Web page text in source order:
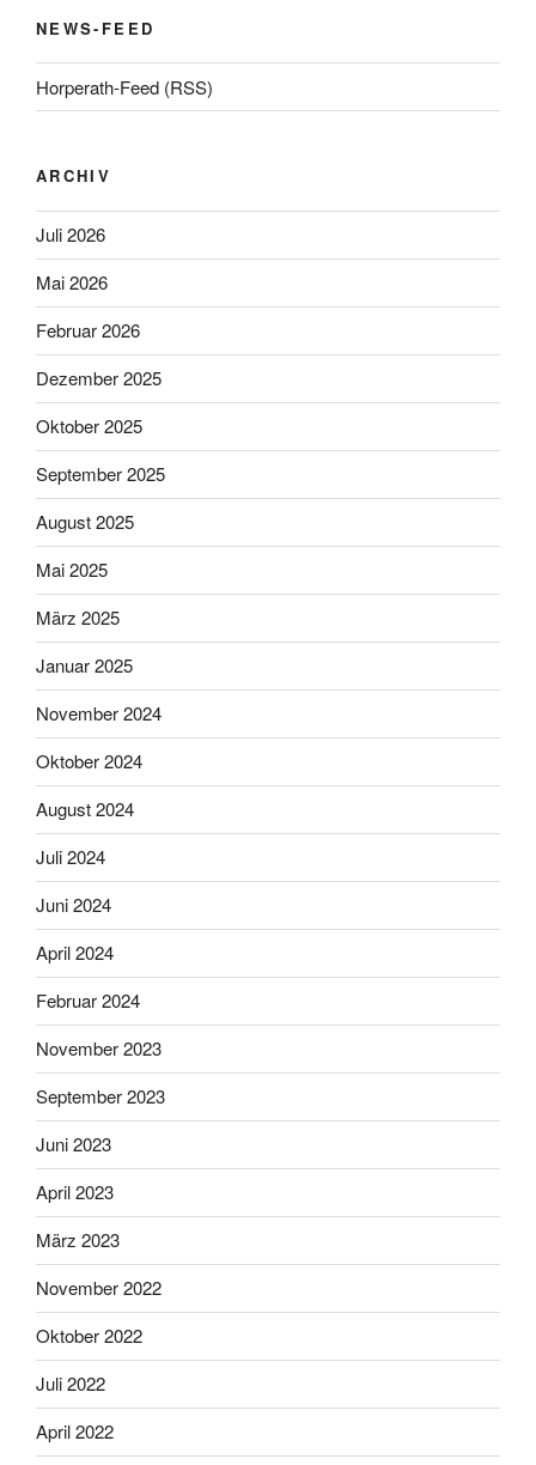
NEWS-FEED
Horperath-Feed (RSS)
ARCHIV
Juli 2026
Mai 2026
Februar 2026
Dezember 2025
Oktober 2025
September 2025
August 2025
Mai 2025
März 2025
Januar 2025
November 2024
Oktober 2024
August 2024
Juli 2024
Juni 2024
April 2024
Februar 2024
November 2023
September 2023
Juni 2023
April 2023
März 2023
November 2022
Oktober 2022
Juli 2022
April 2022